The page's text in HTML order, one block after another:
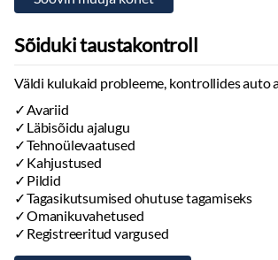
Sõiduki taustakontroll
Väldi kulukaid probleeme, kontrollides auto
Avariid
Läbisõidu ajalugu
Tehnoülevaatused
Kahjustused
Pildid
Tagasikutsumised ohutuse tagamiseks
Omanikuvahetused
Registreeritud vargused